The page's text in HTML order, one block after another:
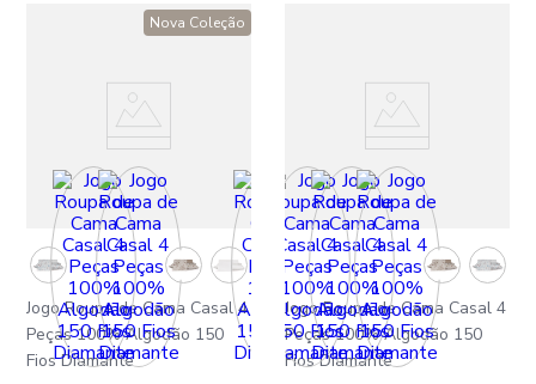
Nova Coleção
Jogo Roupa de Cama Casal 4
Peças 100% Algodão 150
Fios Diamante
Jogo Roupa de Cama Casal 4
Peças 100% Algodão 150
Fios Diamante